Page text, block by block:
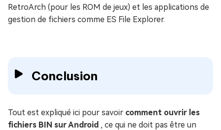
RetroArch (pour les ROM de jeux) et les applications de
gestion de fichiers comme ES File Explorer.
Conclusion
Tout est expliqué ici pour savoir comment ouvrir les
fichiers BIN sur Android , ce qui ne doit pas être un